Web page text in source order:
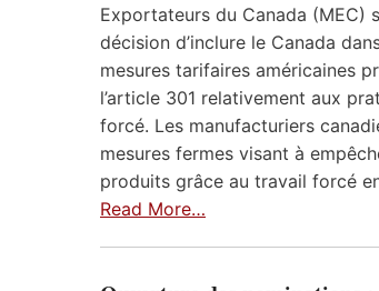
Exportateurs du Canada (MEC)
décision d’inclure le Canada
mesures tarifaires américaines
l’article 301 relativement aux
forcé. Les manufacturiers
mesures fermes visant à
produits grâce au travail forcé
Read More…